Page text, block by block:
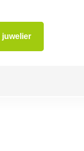
juwelier